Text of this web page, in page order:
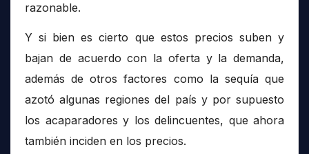
razonable.
Y si bien es cierto que estos precios suben y
bajan de acuerdo con la oferta y la demanda,
además de otros factores como la sequía que
azotó algunas regiones del país y por supuesto
los acaparadores y los delincuentes, que ahora
también inciden en los precios.